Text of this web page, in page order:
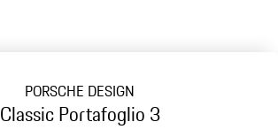
PORSCHE DESIGN
Classic Portafoglio 3